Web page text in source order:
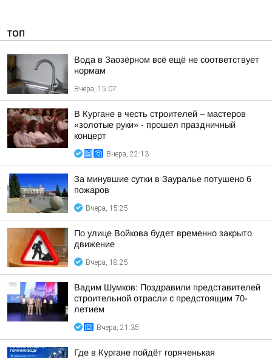
ТОП
Вода в Заозёрном всё ещё не соответствует
нормам
Вчера, 15:07
В Кургане в честь строителей – мастеров
«золотые руки» - прошел праздничный
концерт
Вчера, 22:13
За минувшие сутки в Зауралье потушено 6
пожаров
Вчера, 15:25
По улице Войкова будет временно закрыто
движение
Вчера, 18:25
Вадим Шумков: Поздравили представителей
строительной отрасли с предстоящим 70-
летием
Вчера, 21:35
Где в Кургане пойдёт горяченькая